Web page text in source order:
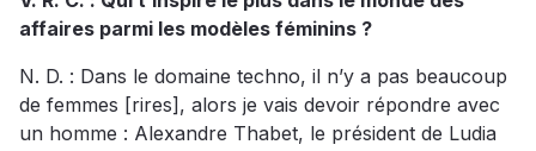
affaires parmi les modèles féminins ?
N. D. : Dans le domaine techno, il n’y a pas beaucoup
de femmes [rires], alors je vais devoir répondre avec
un homme : Alexandre Thabet, le président de Ludia